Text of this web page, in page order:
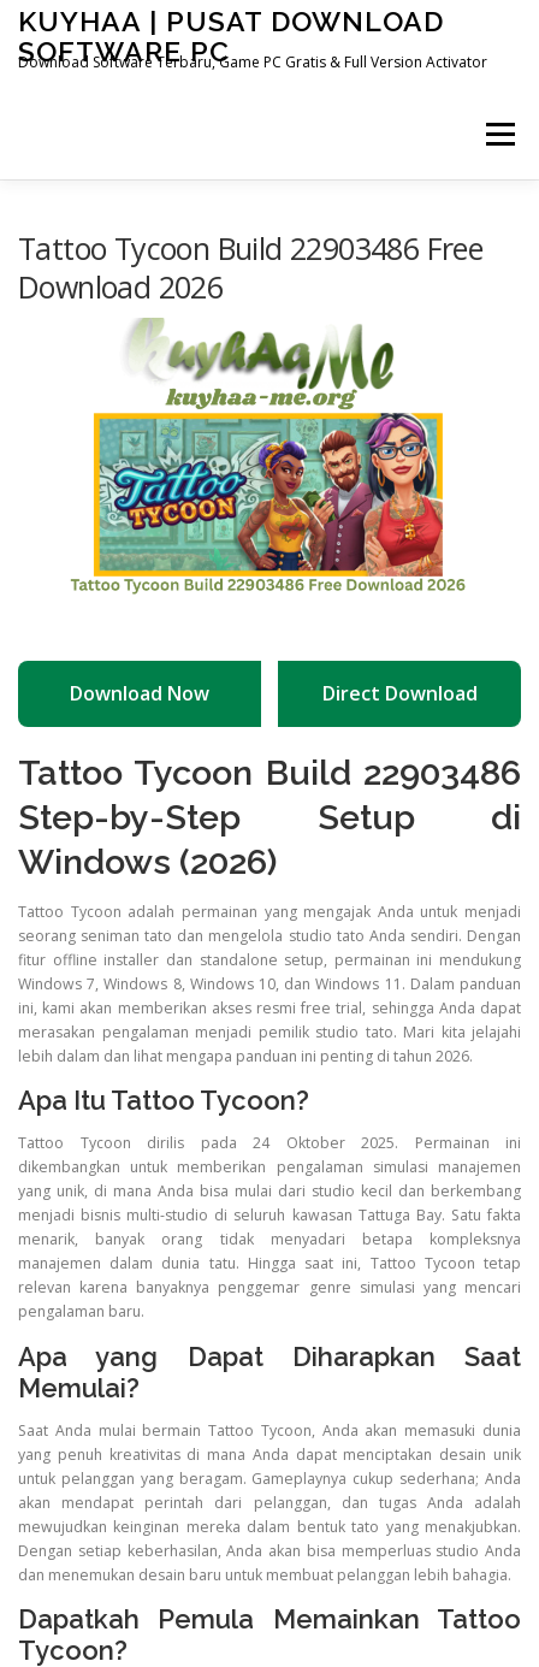
Skip
content
KUYHAA | PUSAT DOWNLOAD
SOFTWARE PC
Download Software Terbaru, Game PC Gratis & Full Version Activator
Menu
OTHER PAGES
Tattoo Tycoon Build 22903486 Free
Download 2026
Download Now Direct Download
Tattoo Tycoon Build 22903486
Step-by-Step Setup di
Windows (2026)
Tattoo Tycoon adalah permainan yang mengajak Anda untuk menjadi
seorang seniman tato dan mengelola studio tato Anda sendiri. Dengan
fitur offline installer dan standalone setup, permainan ini mendukung
Windows 7, Windows 8, Windows 10, dan Windows 11. Dalam panduan
ini, kami akan memberikan akses resmi free trial, sehingga Anda dapat
merasakan pengalaman menjadi pemilik studio tato. Mari kita jelajahi
lebih dalam dan lihat mengapa panduan ini penting di tahun 2026.
Apa Itu Tattoo Tycoon?
Tattoo Tycoon dirilis pada 24 Oktober 2025. Permainan ini
dikembangkan untuk memberikan pengalaman simulasi manajemen
yang unik, di mana Anda bisa mulai dari studio kecil dan berkembang
menjadi bisnis multi-studio di seluruh kawasan Tattuga Bay. Satu fakta
menarik, banyak orang tidak menyadari betapa kompleksnya
manajemen dalam dunia tatu. Hingga saat ini, Tattoo Tycoon tetap
relevan karena banyaknya penggemar genre simulasi yang mencari
pengalaman baru.
Apa yang Dapat Diharapkan Saat
Memulai?
Saat Anda mulai bermain Tattoo Tycoon, Anda akan memasuki dunia
yang penuh kreativitas di mana Anda dapat menciptakan desain unik
untuk pelanggan yang beragam. Gameplaynya cukup sederhana; Anda
akan mendapat perintah dari pelanggan, dan tugas Anda adalah
mewujudkan keinginan mereka dalam bentuk tato yang menakjubkan.
Dengan setiap keberhasilan, Anda akan bisa memperluas studio Anda
dan menemukan desain baru untuk membuat pelanggan lebih bahagia.
Dapatkah Pemula Memainkan Tattoo
Tycoon?